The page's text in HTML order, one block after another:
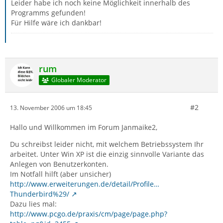
Leider habe ich noch keine Möglichkeit innerhalb des
Programms gefunden!
Für Hilfe wäre ich dankbar!
rum
Globaler Moderator
13. November 2006 um 18:45 #2
Hallo und Willkommen im Forum Janmaike2,
Du schreibst leider nicht, mit welchem Betriebssystem Ihr
arbeitet. Unter Win XP ist die einzig sinnvolle Variante das
Anlegen von Benutzerkonten.
Im Notfall hilft (aber unsicher)
http://www.erweiterungen.de/detail/Profile…
Thunderbird%29/
Dazu lies mal:
http://www.pcgo.de/praxis/cm/page/page.php?